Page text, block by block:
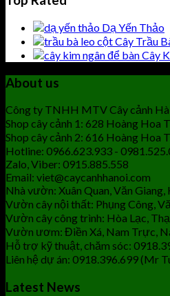
Dạ Yến Thảo
Cây Trầu
Cây
About us
Công ty TNHH MTV Cây cảnh
Shop cây cảnh 1: 628 Hoàng Hoa
Shop cây cảnh 2: 616 Hoàng Hoa
Hotline: 0966.623.933 -
Zalo, Viber: 0915.885.558
Email: viet@caycanhhanoi.com
Nhà vườn: Xuân Quan, Văn Giang,
Vườn cây nội thất: Phụng Công,
Vườn cây công trình: Hòa Lạc,
Vườn ươm: Điền Xá, Nam Trực,
Hỗ trợ kỹ thuật, chăm sóc:
Liên hệ dự án: 0918.396.699 (Mr
Latest News